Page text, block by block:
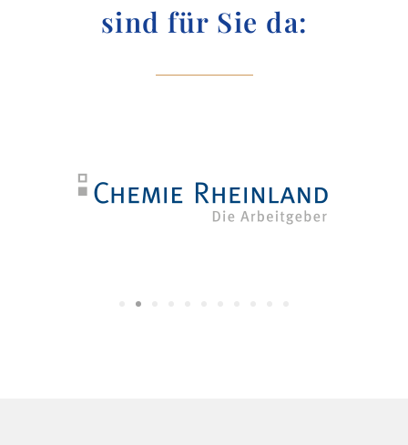
sind für Sie da: